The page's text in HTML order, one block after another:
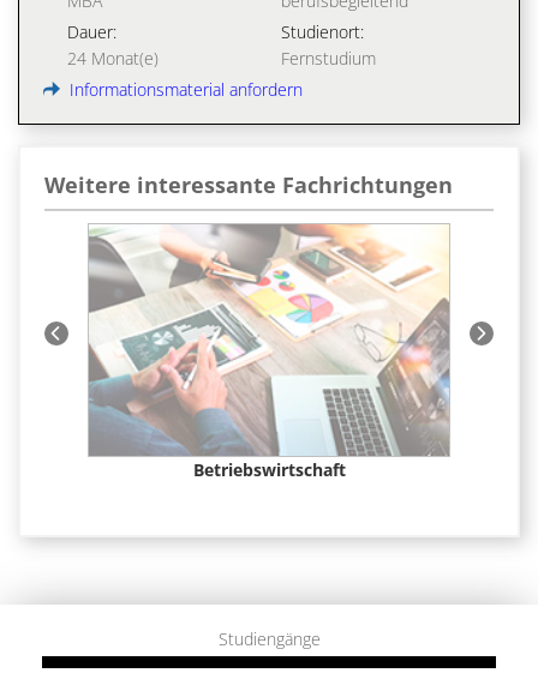
Dauer:
24 Monat(e)
Studienort:
Fernstudium
Informationsmaterial anfordern
Weitere interessante Fachrichtungen
Betriebswirtschaft
Studiengänge